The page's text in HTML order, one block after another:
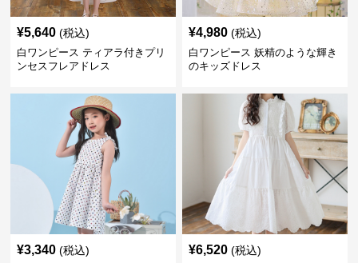
¥5,640 (税込)
白ワンピース ティアラ付きプリ
ンセスフレアドレス
¥4,980 (税込)
白ワンピース 妖精のような輝き
のキッズドレス
¥3,340 (税込) ¥6,520 (税込)